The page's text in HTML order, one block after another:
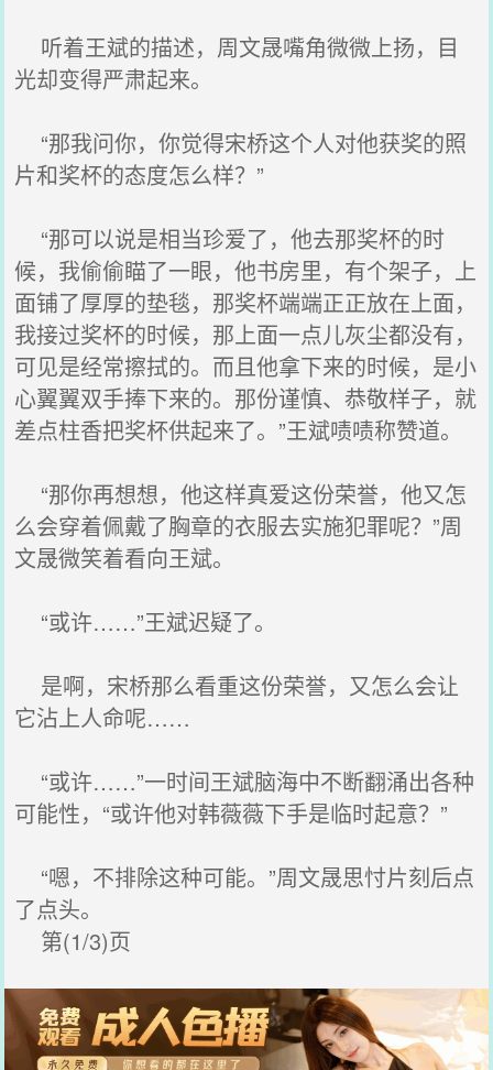
听着王斌的描述，周文晟嘴角微微上扬，目
光却变得严肃起来。
“那我问你，你觉得宋桥这个人对他获奖的照
片和奖杯的态度怎么样？”
“那可以说是相当珍爱了，他去那奖杯的时
候，我偷偷瞄了一眼，他书房里，有个架子，上
面铺了厚厚的垫毯，那奖杯端端正正放在上面，
我接过奖杯的时候，那上面一点儿灰尘都没有，
可见是经常擦拭的。而且他拿下来的时候，是小
心翼翼双手捧下来的。那份谨慎、恭敬样子，就
差点柱香把奖杯供起来了。”王斌啧啧称赞道。
“那你再想想，他这样真爱这份荣誉，他又怎
么会穿着佩戴了胸章的衣服去实施犯罪呢？”周
文晟微笑着看向王斌。
“或许……”王斌迟疑了。
是啊，宋桥那么看重这份荣誉，又怎么会让
它沾上人命呢……
“或许……”一时间王斌脑海中不断翻涌出各种
可能性，“或许他对韩薇薇下手是临时起意？”
“嗯，不排除这种可能。”周文晟思忖片刻后点
了点头。
第(1/3)页